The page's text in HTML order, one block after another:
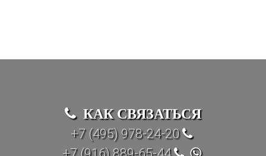
КАК СВЯЗАТЬСЯ
+7 (495) 978-24-20